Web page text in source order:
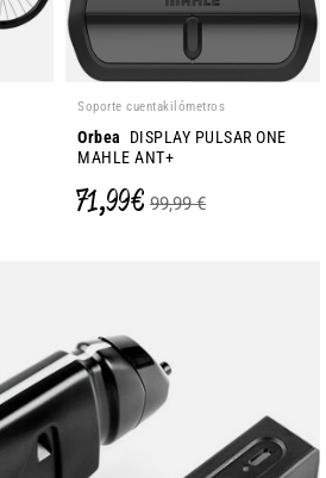
Soporte cuentakilómetros
Orbea DISPLAY PULSAR ONE
MAHLE ANT+
71,99 € 99,99 €